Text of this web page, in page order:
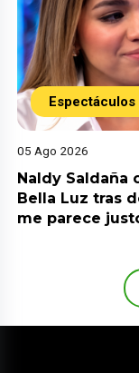
Espectáculos
05 Ago 2026
Naldy Saldaña
Bella Luz tras
me parece